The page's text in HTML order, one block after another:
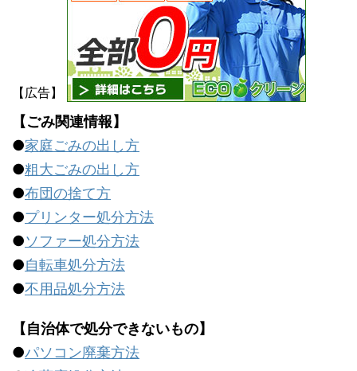
【広告】
【ごみ関連情報】
●家庭ごみの出し方
●粗大ごみの出し方
●布団の捨て方
●プリンター処分方法
●ソファー処分方法
●自転車処分方法
●不用品処分方法
【自治体で処分できないもの】
●パソコン廃棄方法